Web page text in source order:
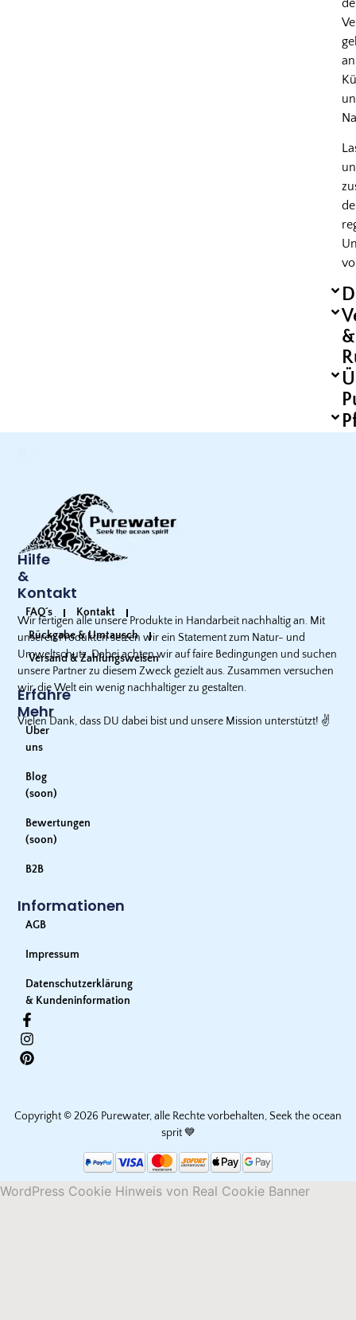
an
&
Wir fertigen alle unsere Produkte in Handarbeit nachhaltig an. Mit
unseren Produkten setzen wir ein Statement zum Natur- und
Umweltschutz. Dabei achten wir auf faire Bedingungen und suchen
unsere Partner zu diesem Zweck gezielt aus. Zusammen versuchen
wir, die Welt ein wenig nachhaltiger zu gestalten.
Vielen Dank, dass DU dabei bist und unsere Mission unterstützt! ✌️
Hilfe
&
Kontakt
FAQ´s
Kontakt
Rückgabe & Umtausch
Versand & Zahlungsweisen
Erfahre
Mehr
Über
uns
Blog
(soon)
Bewertungen
(soon)
B2B
Informationen
AGB
Impressum
Datenschutzerklärung
& Kundeninformation
Copyright © 2026 Purewater, alle Rechte vorbehalten, Seek the ocean
sprit 💙
WordPress Cookie Hinweis von Real Cookie Banner